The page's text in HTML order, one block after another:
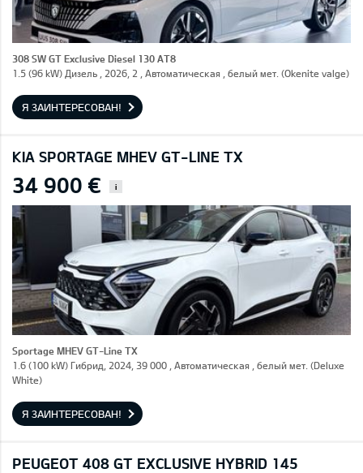
308 SW GT Exclusive Diesel 130 AT8
1.5 (96 kW) Дизель , 2026, 2 , Автоматическая , белый мет. (Okenite valge)
Я ЗАИНТЕРЕСОВАН!
KIA SPORTAGE MHEV GT-LINE TX
34 900 € i
Sportage MHEV GT-Line TX
1.6 (100 kW) Гибрид, 2024, 39 000 , Автоматическая , белый мет. (Deluxe
White)
Я ЗАИНТЕРЕСОВАН!
PEUGEOT 408 GT EXCLUSIVE HYBRID 145